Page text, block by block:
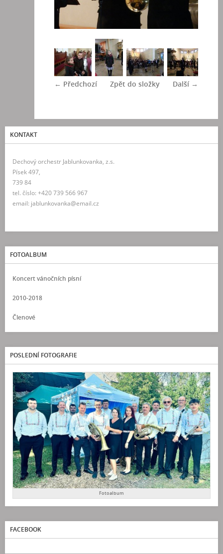
← Předchozí Další →
Zpět do složky
KONTAKT
Dechový orchestr Jablunkovanka, z.s.
Písek 497,
739 84
tel. číslo: +420 739 566 967
email: jablunkovanka@email.cz
FOTOALBUM
Koncert vánočních písní
2010-2018
Členové
POSLEDNÍ FOTOGRAFIE
Fotoalbum
FACEBOOK